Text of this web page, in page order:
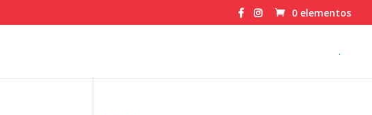
0 elementos
.